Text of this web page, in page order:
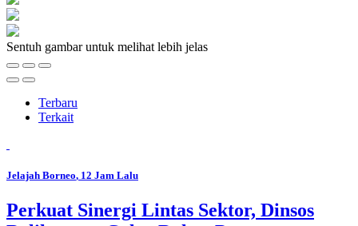
Sentuh gambar untuk melihat lebih jelas
Terbaru
Terkait
Jelajah Borneo, 12 Jam Lalu
Perkuat Sinergi Lintas Sektor, Dinsos